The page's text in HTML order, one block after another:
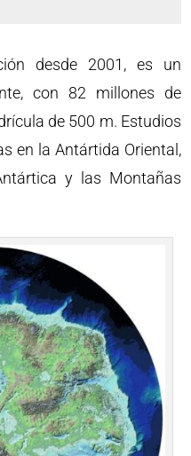
desde 2001, es un
con 82 millones de
de 500 m. Estudios
en la Antártida Oriental,
y las Montañas